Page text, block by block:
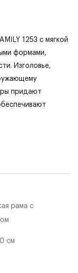
1253 с мягкой
формами,
Изголовье,
придают
рама с
см